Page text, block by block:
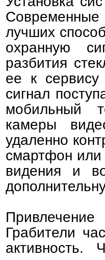
лучших
охранную
разбития
ее к сервису
сигнал
мобильный
камеры
удаленно
смартфон
видения и
Грабители
активность.